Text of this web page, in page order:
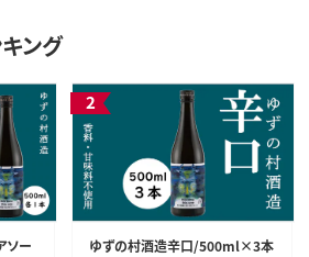
ング
ソー
ゆずの村酒造辛口/500ml×3本